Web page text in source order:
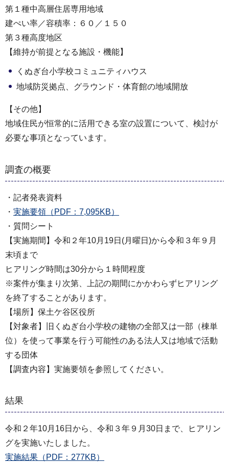
第１種中高層住居専用地域
建ぺい率／容積率：６０／１５０
第３種高度地区
【維持が前提となる施設・機能】
くぬぎ台小学校コミュニティハウス
地域防災拠点、グラウンド・体育館の地域開放
【その他】
地域住民が恒常的に活用できる室の設置について、検討が
必要な事項となっています。
調査の概要
・記者発表資料
・ 実施要領（PDF：7,095KB）
・質問シート
【実施期間】令和２年10月19日(月曜日)から令和３年９月
末頃まで
ヒアリング時間は30分から１時間程度
※案件が集まり次第、上記の期間にかかわらずヒアリング
を終了することがあります。
【場所】保土ケ谷区役所
【対象者】旧くぬぎ台小学校の建物の全部又は一部（棟単
位）を使って事業を行う可能性のある法人又は地域で活動
する団体
【調査内容】実施要領を参照してください。
結果
令和２年10月16日から、令和３年９月30日まで、ヒアリン
グを実施いたしました。
実施結果（PDF：277KB）